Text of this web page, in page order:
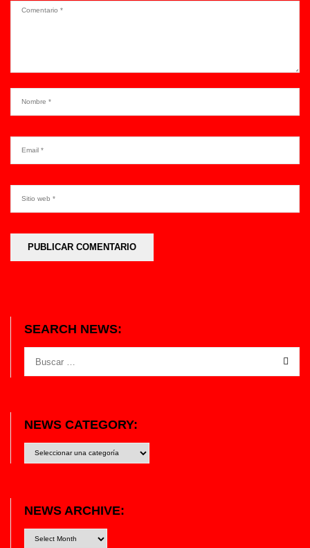
SEARCH NEWS:
NEWS CATEGORY:
category:
NEWS ARCHIVE: